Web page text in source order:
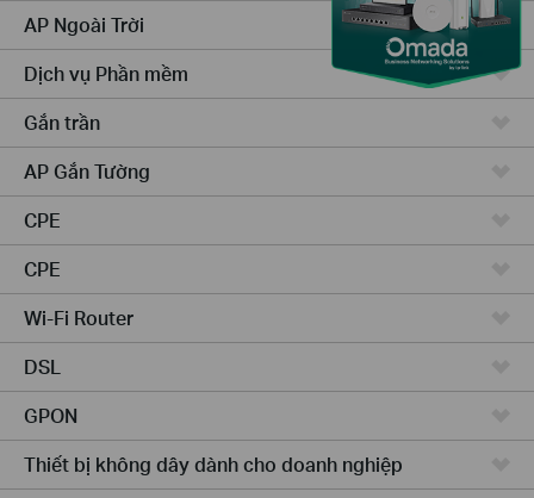
AP Ngoài Trời
Dịch vụ Phần mềm
Gắn trần
AP Gắn Tường
CPE
CPE
Wi-Fi Router
DSL
GPON
Thiết bị không dây dành cho doanh nghiệp